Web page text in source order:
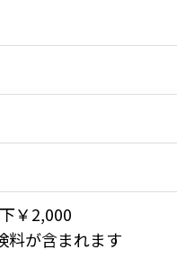
￥2,000
が含まれます